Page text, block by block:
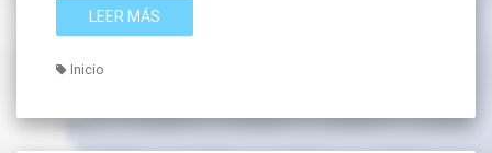
LEER MÁS
Inicio